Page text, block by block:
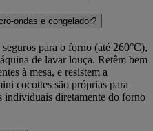
ondas e congelador?
para o forno (até 260°C),
de lavar louça. Retêm bem
à mesa, e resistem a
cocottes são próprias para
individuais diretamente do forno